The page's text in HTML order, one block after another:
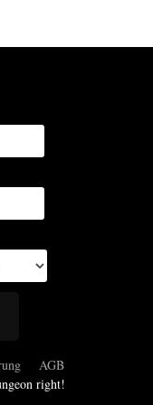
AGB
right!